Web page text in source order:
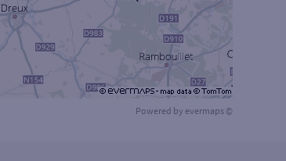
Powered by evermaps ©